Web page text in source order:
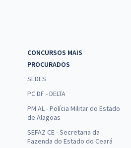
CONCURSOS MAIS
PROCURADOS
SEDES
PC DF - DELTA
PM AL - Polícia Militar do Estado
de Alagoas
SEFAZ CE - Secretaria da
Fazenda do Estado do Ceará